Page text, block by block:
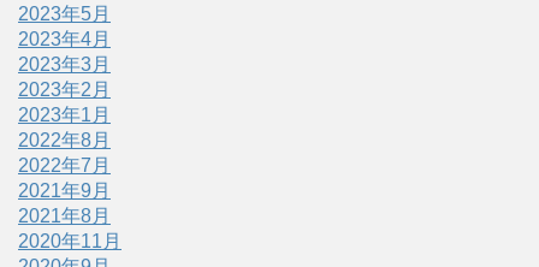
2023年5月
2023年4月
2023年3月
2023年2月
2023年1月
2022年8月
2022年7月
2021年9月
2021年8月
2020年11月